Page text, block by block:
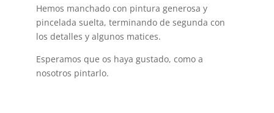
Hemos manchado con pintura generosa y
pincelada suelta, terminando de segunda con
los detalles y algunos matices.
Esperamos que os haya gustado, como a
nosotros pintarlo.